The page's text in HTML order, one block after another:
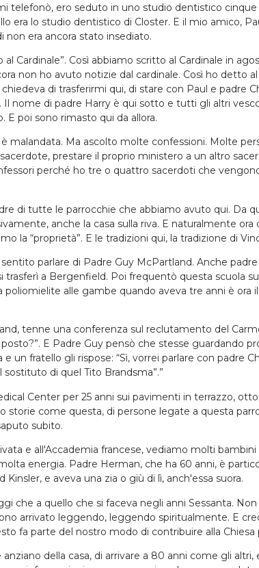
telefonò, ero seduto in uno studio dentistico
era lo studio dentistico di Closter. E il mio amico,
non era ancora stato insediato.
Cardinale”. Così abbiamo scritto al Cardinale in
non ho avuto notizie dal cardinale. Così ho detto
di trasferirmi qui, di stare con Paul e padre
nome di padre Harry è qui sotto e tutti gli altri
E poi sono rimasto qui da allora.
malandata. Ma ascolto molte confessioni. Molte
prestare il proprio ministero a un altro
perché ho tre o quattro sacerdoti che
di tutte le parrocchie che abbiamo avuto qui. Da
anche la casa sulla riva. E naturalmente
la “proprietà”. E le tradizioni qui, la tradizione di
parlare di Padre Guy McPartland. Anche
trasferì a Bergenfield. Poi frequentò questa scuola
alle gambe quando aveva tre anni è ora
tenne una conferenza sul reclutamento del
E Padre Guy pensò che stesse guardando
fratello gli rispose: “Sì, vorrei parlare con padre
sostituto di quel Tito Brandsma”.”
Center per 25 anni sui pavimenti in terrazzo,
come questa, di persone legate a questa
subito.
e all'Accademia francese, vediamo molti
energia. Padre Herman, che ha 60 anni, è
e aveva una zia o giù di lì, anch'essa suora.
che a quello che si faceva negli anni Sessanta.
arrivato leggendo, leggendo spiritualmente. E
fa parte del nostro modo di contribuire alla Chiesa
della casa, di arrivare a 80 anni come gli